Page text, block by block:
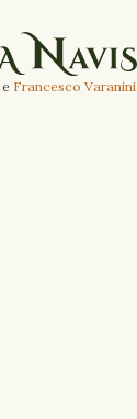
e Francesco Varanini